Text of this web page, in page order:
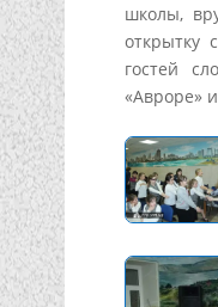
школы,
открытку
гостей
«Авроре»